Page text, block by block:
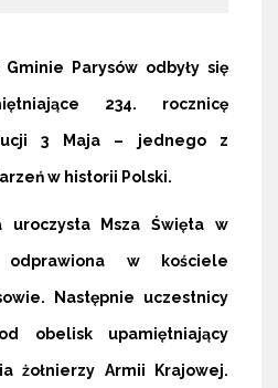
Parysów odbyły się
234. rocznicę
3 Maja – jednego z
w historii Polski.
uroczysta Msza Święta w
odprawiona w kościele
Następnie uczestnicy
obelisk upamiętniający
żołnierzy Armii Krajowej.